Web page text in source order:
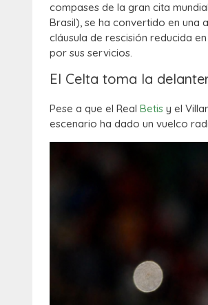
compases de la gran cita
Brasil), se ha convertido en una
cláusula de rescisión reducida
por sus servicios.
El Celta toma la
Pese a que el Real Betis y el
escenario ha dado un vuelco